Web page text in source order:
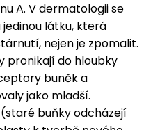
A. V dermatologii se
jedinou látku, která
nejen je zpomalit.
pronikají do hloubky
buněk a
jako mladší.
buňky odcházejí